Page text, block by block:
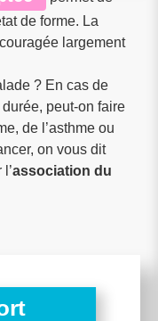
de forme. La
largement
? En cas de
peut-on faire
de l’asthme ou
on vous dit
association du